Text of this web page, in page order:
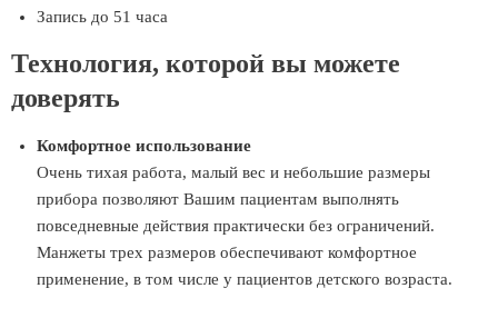
Запись до 51 часа
Технология, которой вы можете
доверять
Комфортное использование
Очень тихая работа, малый вес и небольшие размеры
прибора позволяют Вашим пациентам выполнять
повседневные действия практически без ограничений.
Манжеты трех размеров обеспечивают комфортное
применение, в том числе у пациентов детского возраста.